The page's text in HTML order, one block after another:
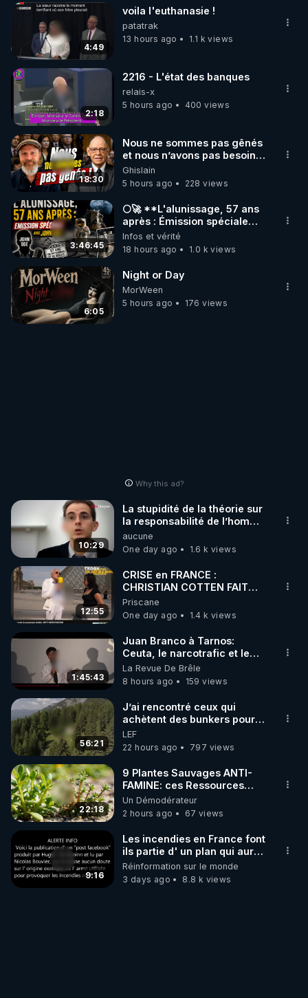
▶ 30 jours gratuit sur l’application de méditation et
de bien-être ENVOL :
Rendez-vous sur
le code : REGENERE
4:49
voila l'euthanasie !
patatrak
13 hours ago
1.1 k views
2:18
2216 - L'état des banques
relais-x
5 hours ago
400 views
18:30
Nous ne sommes pas gênés
et nous n’avons pas besoin
de nous excuser ! #jw
#jehovah #collegecentral
Ghislain
5 hours ago
228 views
3:46:45
🌕🚀 **L'alunissage, 57 ans
après : Émission spéciale
avec John Doe !** 👨 🚀✨
Infos et vérité
18 hours ago
1.0 k views
6:05
Night or Day
MorWeen
5 hours ago
176 views
Why this ad?
10:29
La stupidité de la théorie sur
la responsabilité de l’homme
concernant le dioxyde de
carbone.
aucune
One day ago
1.6 k views
12:55
CRISE en FRANCE :
CHRISTIAN COTTEN FAIT
une étrange découverte
Priscane
One day ago
1.4 k views
1:45:43
Juan Branco à Tarnos:
Ceuta, le narcotrafic et le
pouvoir en France
La Revue De Brêle
8 hours ago
159 views
56:21
J’ai rencontré ceux qui
achètent des bunkers pour
survivre à la fin du monde
LEF
22 hours ago
797 views
22:18
9 Plantes Sauvages ANTI-
FAMINE: ces Ressources
JARDIN&des Haies
Un Démodérateur
2 hours ago
67 views
9:16
Les incendies en France font
ils partie d' un plan qui aurait
débuté le 11 septembre 2001
?
Réinformation sur le monde
3 days ago
8.8 k views